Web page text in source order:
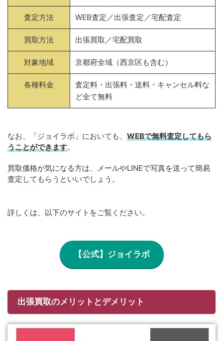
査定方法 WEB査定／出張査定／宅配査定
買取方法 出張買取／宅配買取
対象地域 京都府全域（西京区も含む）
各種料金
査定料・出張料・送料・キャンセル料な
ど全て無料
なお、「ジョイラボ」においても、 WEBで無料査定してもら
うことができます。
買取価格が気になる方は、メールやLINEで写真を送って簡易
査定してもらうといいでしょう。
詳しくは、以下のサイトをご覧ください。
【公式】ジョイラボ
出張買取のメリットとデメリット